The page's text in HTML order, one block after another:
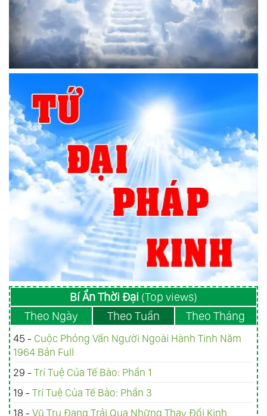
Bí Ẩn Thời Đại (Top views)
Theo Ngày
Theo Tuần Theo Tháng
45 - Cuộc Phỏng Vấn Người Ngoài Hành Tinh Năm
1964 Bản Full
29 -Trí Tuệ Của Tế Bào: Phần 1
19 -Trí Tuệ Của Tế Bào: Phần 3
18 -Vũ Trụ Đang Trải Qua Những Thay Đổi Kinh